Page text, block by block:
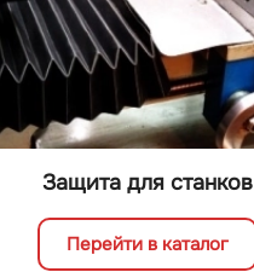
Защита для станков
Перейти в каталог